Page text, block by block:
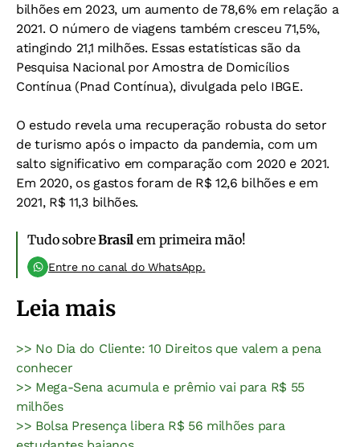
bilhões em 2023, um aumento de 78,6% em relação a
2021. O número de viagens também cresceu 71,5%,
atingindo 21,1 milhões. Essas estatísticas são da
Pesquisa Nacional por Amostra de Domicílios
Contínua (Pnad Contínua), divulgada pelo IBGE.
O estudo revela uma recuperação robusta do setor
de turismo após o impacto da pandemia, com um
salto significativo em comparação com 2020 e 2021.
Em 2020, os gastos foram de R$ 12,6 bilhões e em
2021, R$ 11,3 bilhões.
Tudo sobreBrasil em primeira mão!
Entre no canal do WhatsApp.
Leia mais
>> No Dia do Cliente: 10 Direitos que valem a pena
conhecer
>> Mega-Sena acumula e prêmio vai para R$ 55
milhões
>> Bolsa Presença libera R$ 56 milhões para